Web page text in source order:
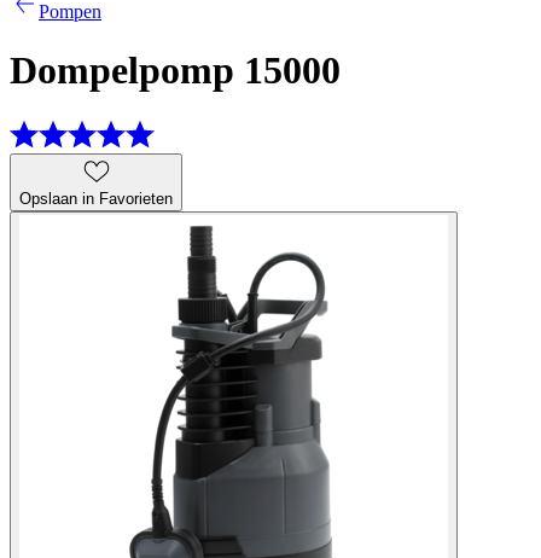
Pompen
Dompelpomp 15000
Opslaan in Favorieten